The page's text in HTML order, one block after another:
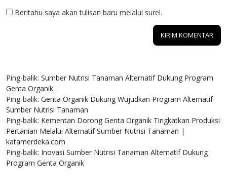
Beritahu saya akan tulisan baru melalui surel.
Ping-balik: Sumber Nutrisi Tanaman Alternatif Dukung Program
Genta Organik
Ping-balik: Genta Organik Dukung Wujudkan Program Alternatif
Sumber Nutrisi Tanaman
Ping-balik: Kementan Dorong Genta Organik Tingkatkan Produksi
Pertanian Melalui Alternatif Sumber Nutrisi Tanaman |
katamerdeka.com
Ping-balik: Inovasi Sumber Nutrisi Tanaman Alternatif Dukung
Program Genta Organik